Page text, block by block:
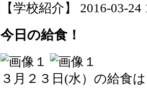
【学校紹介】 2016-03-24
今日の給食！
３月２３日(水）の給食